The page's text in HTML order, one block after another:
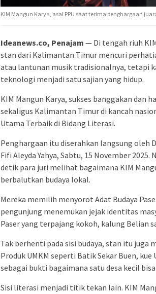
KIM Mangun Karya, asal PPU saat terima penghargaan
Ideanews.co, Penajam — Di tengah riuh
stan dari Kalimantan Timur mencuri
atau lantunan musik tradisionalnya, tetapi
teknologi menjadi satu sajian yang hidup.
KIM Mangun Karya, sukses banggakan dan
sekaligus Kalimantan Timur di kancah
Utama Terbaik di Bidang Literasi.
Penghargaan itu diserahkan langsung oleh
Fifi Aleyda Yahya, Sabtu, 15 November
detik para juri melihat bagaimana KIM
berbalutkan budaya lokal.
Mereka memilih menyorot Adat Budaya
pengunjung menemukan jejak identitas
Paser yang terpajang kokoh, kalung Belian
Tak berhenti pada sisi budaya, stan itu juga
Produk UMKM seperti Batik Sekar Buen,
sebagai bukti bagaimana satu desa kecil
Sisi literasi menjadi titik tekan lain. KIM